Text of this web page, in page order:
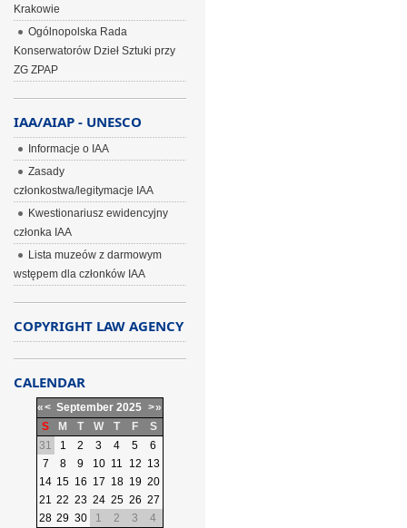
Krakowie
Ogólnopolska Rada
Konserwatorów Dzieł Sztuki przy
ZG ZPAP
IAA/AIAP - UNESCO
Informacje o IAA
Zasady
członkostwa/legitymacje IAA
Kwestionariusz ewidencyjny
członka IAA
Lista muzeów z darmowym
wstępem dla członków IAA
COPYRIGHT LAW AGENCY
CALENDAR
«< September 2025 >»
S
M T W T F
S
31
1 2 3 4 5
6
7
8 9 10 11 12 13
14 15 16 17 18 19 20
21 22 23 24 25 26 27
28 29 30 1 2 3 4